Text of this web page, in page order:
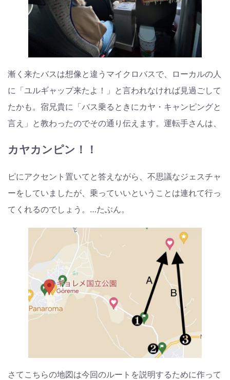
漸く来たバスは想像と違うマイクロバスで、ローカルの人
に「ユルギャップ来たよ！」と言われなければ見過ごして
たかも。宿兄貴に「バス乗るときにカヤ・キャンピングと
言え」と教わったのでその通り伝えます。運転手さんは、
カヤカンピン！！
ピにアクセント置いてと答えながら、不思議なジェスチャ
ーをしていましたが、乗っていいということは連れて行っ
てくれるのでしょう。…たぶん。
さてこちらの地図は今回のルートを説明するために作って